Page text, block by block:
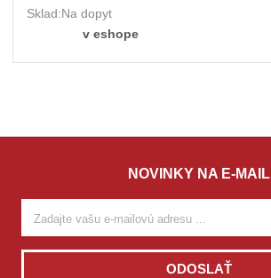
Sklad:Na dopyt
v eshope
NOVINKY NA E-MAIL
ODOSLAŤ